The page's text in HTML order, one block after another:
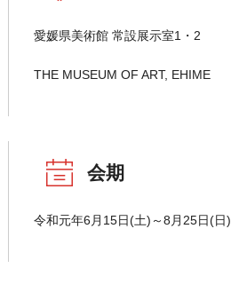
愛媛県美術館 常設展示室1・2
THE MUSEUM OF ART, EHIME
会期
令和元年6月15日(土)～8月25日(日)